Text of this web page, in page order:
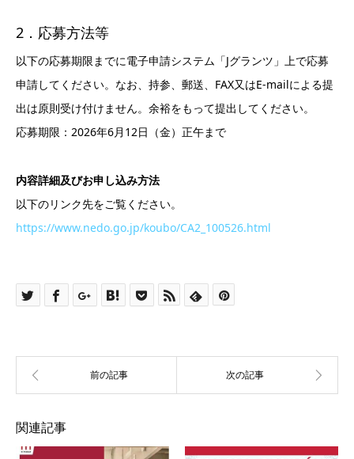
2．応募方法等
以下の応募期限までに電子申請システム「Jグランツ」上で応募
申請してください。なお、持参、郵送、FAX又はE-mailによる提
出は原則受け付けません。余裕をもって提出してください。
応募期限：2026年6月12日（金）正午まで
内容詳細及びお申し込み方法
以下のリンク先をご覧ください。
https://www.nedo.go.jp/koubo/CA2_100526.html
関連記事